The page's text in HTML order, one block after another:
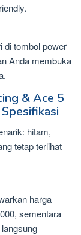
di tombol power
Anda membuka
& Ace 5
hitam,
tetap terlihat
harga
sementara